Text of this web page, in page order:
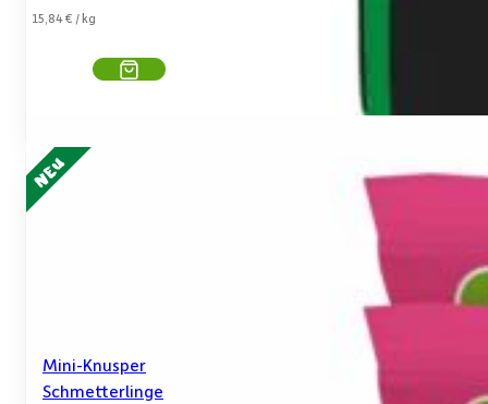
15,84€ / kg
Mini-Knusper
Schmetterlinge